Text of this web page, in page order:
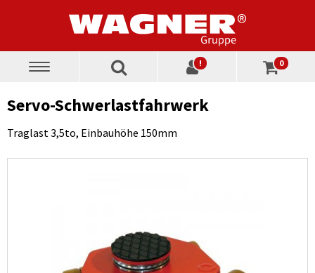
Toggle
! 0
Servo-Schwerlastfahrwerk
Traglast 3,5to, Einbauhöhe 150mm